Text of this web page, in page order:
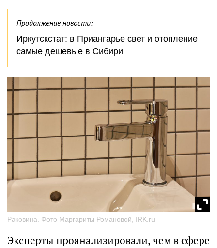
Продолжение новости:
Иркутскстат: в Приангарье свет и отопление
самые дешевые в Сибири
Раковина. Фото Маргариты Романовой, IRK.ru
Эксперты проанализировали, чем в сфере